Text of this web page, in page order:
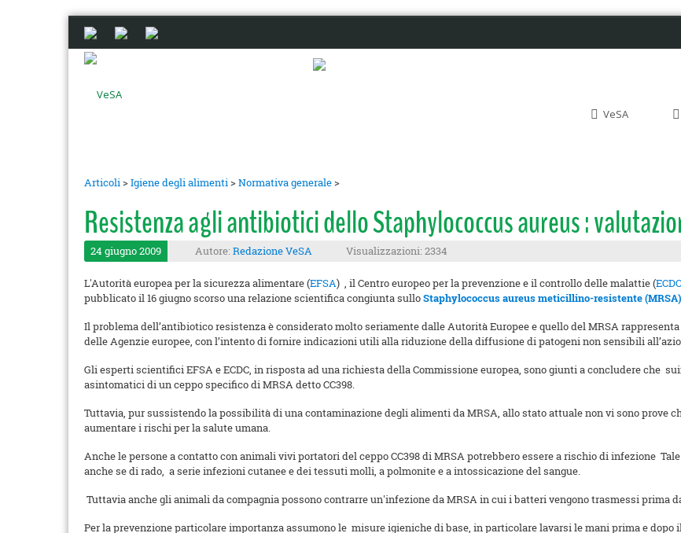
VeSA
Articoli>Igiene degli alimenti>Normativa generale>
Resistenza agli antibiotici dello Staphylococcus aureus :
24 giugno 2009 Autore: Redazione VeSA Visualizzazioni: 2334
L'Autorità europea per la sicurezza alimentare (EFSA) , il Centro europeo per la prevenzione e il controllo delle malattie (ECDC
pubblicato il 16 giugno scorso una relazione scientifica congiunta sulloStaphylococcus aureus meticillino-resistente (MRSA)
Il problema dell’antibiotico resistenza è considerato molto seriamente dalle Autorità Europee e quello del MRSA
delle Agenzie europee, con l’intento di fornire indicazioni utili alla riduzione della diffusione di patogeni non sensibili
Gli esperti scientifici EFSA e ECDC, in risposta ad una richiesta della Commissione europea, sono giunti a concludere che
asintomatici di un ceppo specifico di MRSA detto CC398.
Tuttavia, pur sussistendo la possibilità di una contaminazione degli alimenti da MRSA, allo stato attuale non vi sono prove
aumentare i rischi per la salute umana.
Anche le persone a contatto con animali vivi portatori del ceppo CC398 di MRSA potrebbero essere a rischio di infezione
anche se di rado, a serie infezioni cutanee e dei tessuti molli, a polmonite e a intossicazione del sangue.
Tuttavia anche gli animali da compagnia possono contrarre un'infezione da MRSA in cui i batteri vengono trasmessi prima
Per la prevenzione particolare importanza assumono le misure igieniche di base, in particolare lavarsi le mani prima e